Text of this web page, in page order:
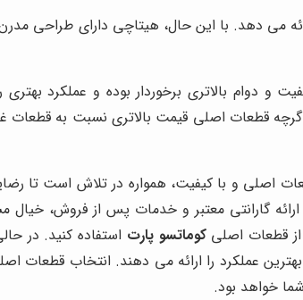
می دهد. با این حال، هیتاچی دارای طراحی
دوام بالاتری برخوردار بوده و عملکرد بهتری
قطعات اصلی قیمت بالاتری نسبت به قطعات
اصلی و با کیفیت، همواره در تلاش است تا
ارائه گارانتی معتبر و خدمات پس از فروش، خیال
از قطعات اصلیکوماتسو پارت استفاده کنید. در
عملکرد را ارائه می دهند. انتخاب قطعات
خواهد بود.